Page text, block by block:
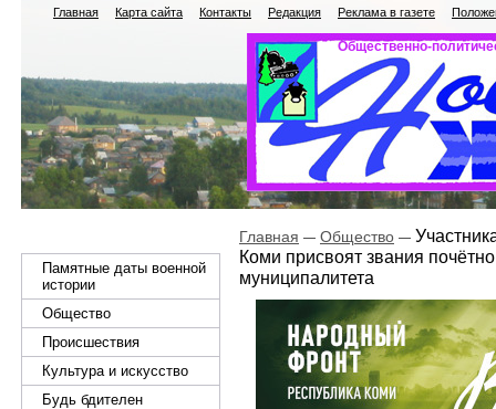
Главная Карта сайта Контакты Редакция Реклама в газете
Общественно-
Памятные даты военной
истории
Общество
Происшествия
Культура и искусство
Будь бдителен
Главная Общество
Коми присвоят звания
муниципалитета